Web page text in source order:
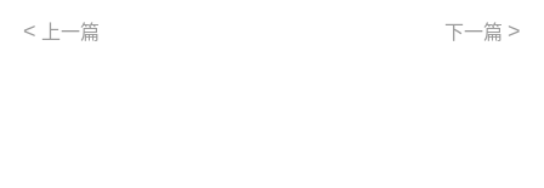
< 上一篇 下一篇 >